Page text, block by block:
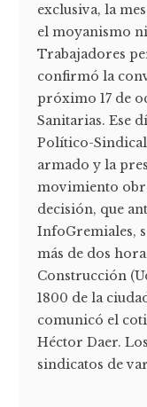
exclusiva, la
el moyanismo
Trabajadores
confirmó la
próximo 17 de
Sanitarias. Ese
Político-
armado y la
movimiento
decisión, que
InfoGremiales,
más de dos
Construcción
1800 de la
comunicó el
Héctor Daer.
sindicatos de